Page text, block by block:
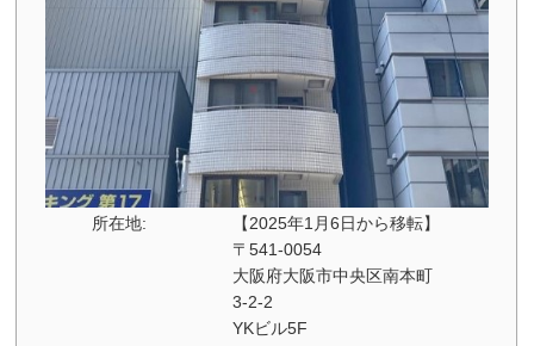
所在地:
【2025年1月6日から移転】
〒541-0054
大阪府大阪市中央区南本町
3-2-2
YKビル5F